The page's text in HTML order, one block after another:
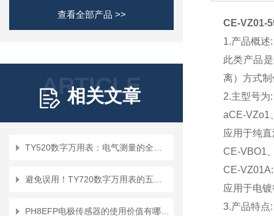
查看全部产品 >>
ARTICLE
相关文章
CE-VZ01-
1.产品概述:
此类产品
离）方式
2.主型号为:
aCE-VZo1
应用于纯
CE-VBO1
CE-VZ01A:
应用于电
3.产品特点: